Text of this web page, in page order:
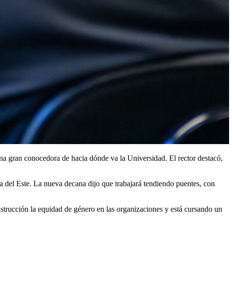
gran conocedora de hacia dónde va la Universidad. El rector destacó,
Este. La nueva decana dijo que trabajará tendiendo puentes, con
la equidad de género en las organizaciones y está cursando un